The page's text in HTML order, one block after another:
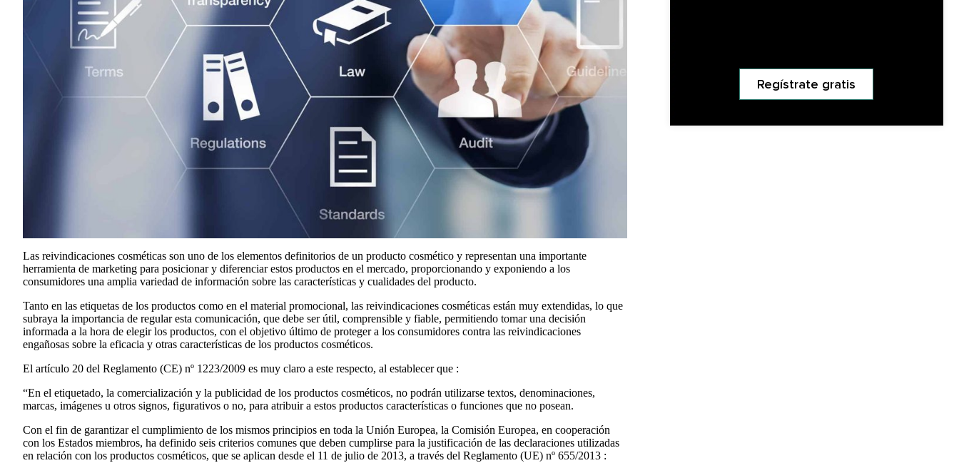
Las reivindicaciones cosméticas son uno de los elementos definitorios de un producto cosmético y representan una importante
herramienta de marketing para posicionar y diferenciar estos productos en el mercado, proporcionando y exponiendo a los
consumidores una amplia variedad de información sobre las características y cualidades del producto.
Tanto en las etiquetas de los productos como en el material promocional, las reivindicaciones cosméticas están muy extendidas, lo que
subraya la importancia de regular esta comunicación, que debe ser útil, comprensible y fiable, permitiendo tomar una decisión
informada a la hora de elegir los productos, con el objetivo último de proteger a los consumidores contra las reivindicaciones
engañosas sobre la eficacia y otras características de los productos cosméticos.
El artículo 20 del Reglamento (CE) nº 1223/2009 es muy claro a este respecto, al establecer que :
“En el etiquetado, la comercialización y la publicidad de los productos cosméticos, no podrán utilizarse textos, denominaciones,
marcas, imágenes u otros signos, figurativos o no, para atribuir a estos productos características o funciones que no posean.
Con el fin de garantizar el cumplimiento de los mismos principios en toda la Unión Europea, la Comisión Europea, en cooperación
con los Estados miembros, ha definido seis criterios comunes que deben cumplirse para la justificación de las declaraciones utilizadas
en relación con los productos cosméticos, que se aplican desde el 11 de julio de 2013, a través del Reglamento (UE) nº 655/2013 :
Regístrate gratis